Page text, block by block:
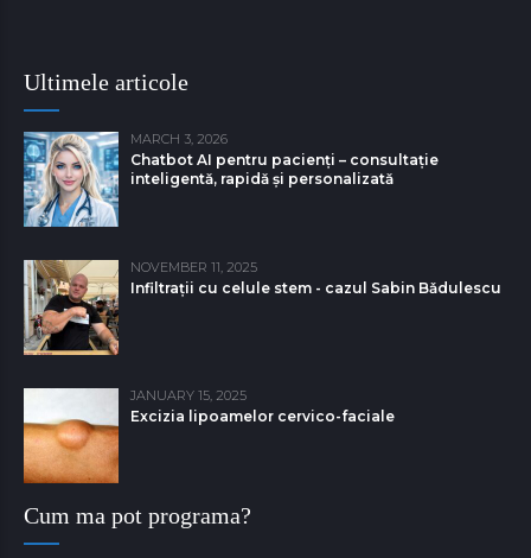
Ultimele articole
MARCH 3, 2026
Chatbot AI pentru pacienți – consultație
inteligentă, rapidă și personalizată
NOVEMBER 11, 2025
Infiltrații cu celule stem - cazul Sabin Bǎdulescu
JANUARY 15, 2025
Excizia lipoamelor cervico-faciale
Cum ma pot programa?